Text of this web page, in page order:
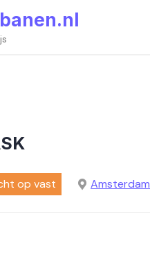
op vast Amsterdam